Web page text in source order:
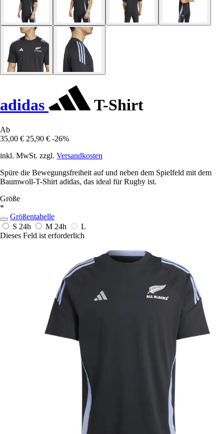
adidas T-Shirt
Ab
35,00 € 25,90 € -26%
inkl. MwSt. zzgl. Versandkosten
Spüre die Bewegungsfreiheit auf und neben dem Spielfeld mit dem
Baumwoll-T-Shirt adidas, das ideal für Rugby ist.
Größe
*
Größentabelle
S 24h M 24h
L
Dieses Feld ist erforderlich